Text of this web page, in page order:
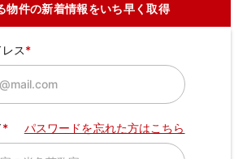
物件の新着情報をいち早く取得
ス
パスワードを忘れた方はこちら